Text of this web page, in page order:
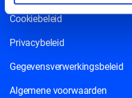
Cookiebeleid
Privacybeleid
Gegevensverwerkingsbeleid
Algemene voorwaarden